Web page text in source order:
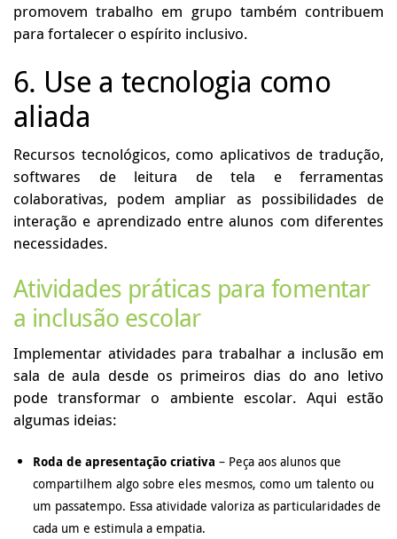
promovem trabalho em grupo também contribuem
para fortalecer o espírito inclusivo.
6. Use a tecnologia como
aliada
Recursos tecnológicos, como aplicativos de tradução,
softwares de leitura de tela e ferramentas
colaborativas, podem ampliar as possibilidades de
interação e aprendizado entre alunos com diferentes
necessidades.
Atividades práticas para fomentar
a inclusão escolar
Implementar atividades para trabalhar a inclusão em
sala de aula desde os primeiros dias do ano letivo
pode transformar o ambiente escolar. Aqui estão
algumas ideias:
Roda de apresentação criativa – Peça aos alunos que
compartilhem algo sobre eles mesmos, como um talento ou
um passatempo. Essa atividade valoriza as particularidades de
cada um e estimula a empatia.